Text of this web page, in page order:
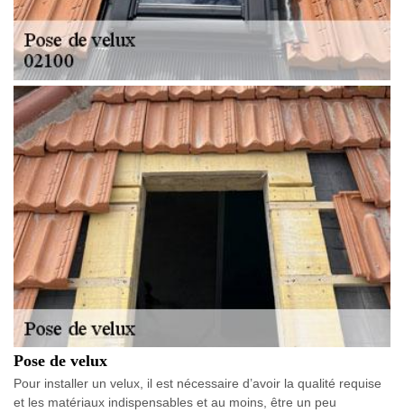
Pose de velux
Pour installer un velux, il est nécessaire d’avoir la qualité requise
et les matériaux indispensables et au moins, être un peu